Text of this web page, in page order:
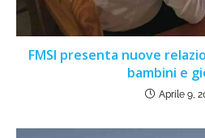
FMSI presenta nuove
bambini e
Aprile 9,